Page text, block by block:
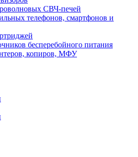
СВЧ-печей
телефонов, смартфонов и
бесперебойного питания
копиров, МФУ